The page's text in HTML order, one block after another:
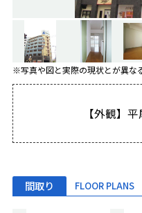
※写真や図と実際の現状とが異な
【外観】
間取り FLOOR PLANS